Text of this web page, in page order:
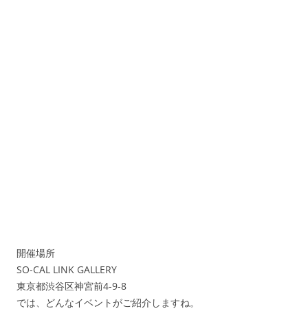
開催場所
SO-CAL LINK GALLERY
東京都渋谷区神宮前4-9-8
では、どんなイベントがご紹介しますね。